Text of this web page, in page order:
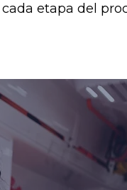
etapa del